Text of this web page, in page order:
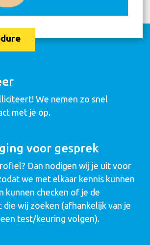
We nemen zo snel
met je op.
voor gesprek
Dan nodigen wij je uit voor
we met elkaar kennis kunnen
kunnen checken of je de
wij zoeken (afhankelijk van je
test/keuring volgen).